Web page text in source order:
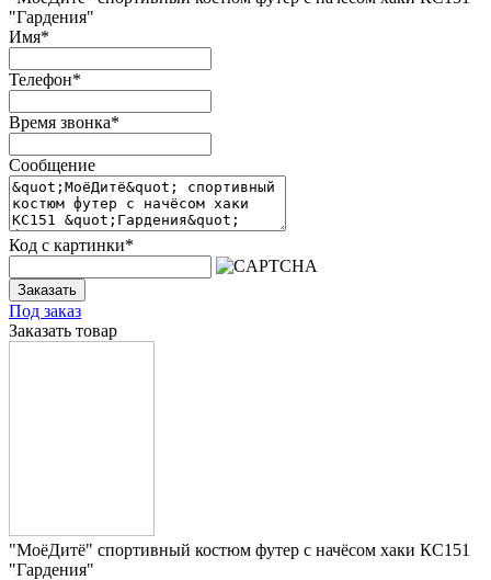
"Гардения"
Имя*
Телефон*
Время звонка*
Сообщение
Код с картинки*
Заказать
Под заказ
Заказать товар
"МоёДитё" спортивный костюм футер с начёсом хаки КС151
"Гардения"